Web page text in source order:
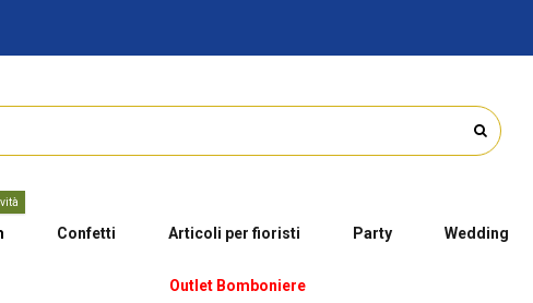
Confetti Articoli per fioristi Party Wedding
Outlet Bomboniere